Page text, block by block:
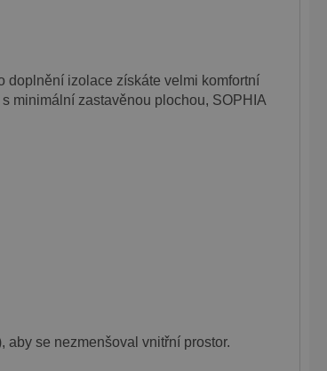
doplnění izolace získáte velmi komfortní
s minimální zastavěnou plochou, SOPHIA
se nezmenšoval vnitřní prostor.